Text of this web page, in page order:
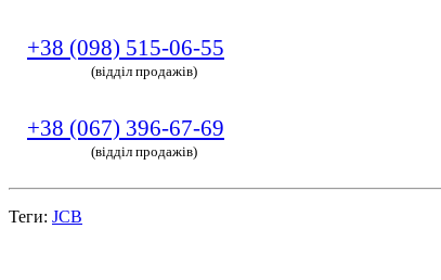
+38 (098) 515-06-55
(відділ продажів)
+38 (067) 396-67-69
(відділ продажів)
Теги: JCB